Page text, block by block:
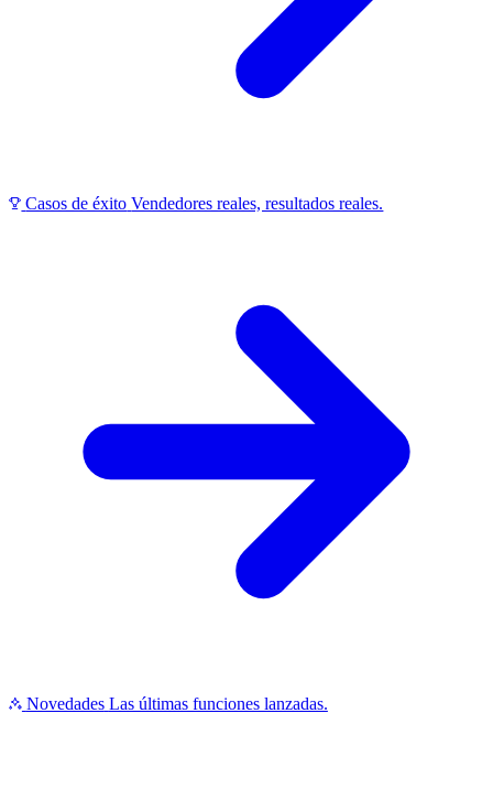
Casos de éxito Vendedores reales, resultados reales.
Novedades Las últimas funciones lanzadas.